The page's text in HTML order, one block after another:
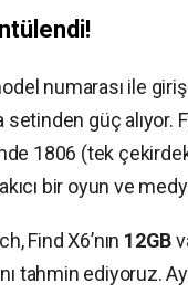
numarası ile giriş
setinden güç alıyor.
1806 (tek
bir oyun ve
Find X6’nın 12GB
tahmin ediyoruz.